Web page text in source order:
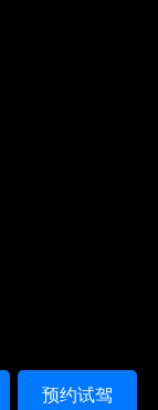
预约试驾